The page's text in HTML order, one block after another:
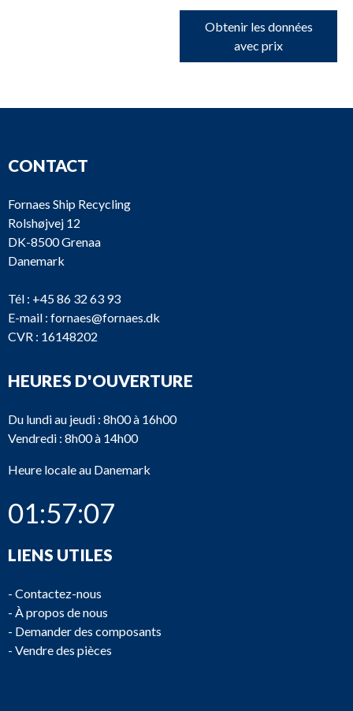
Obtenir les données
avec prix
CONTACT
Fornaes Ship Recycling
Rolshøjvej 12
DK-8500 Grenaa
Danemark
Tél : +45 86 32 63 93
E-mail : fornaes@fornaes.dk
CVR : 16148202
HEURES D'OUVERTURE
Du lundi au jeudi : 8h00 à 16h00
Vendredi : 8h00 à 14h00
Heure locale au Danemark
01:57:07
LIENS UTILES
- Contactez-nous
- À propos de nous
- Demander des composants
- Vendre des pièces